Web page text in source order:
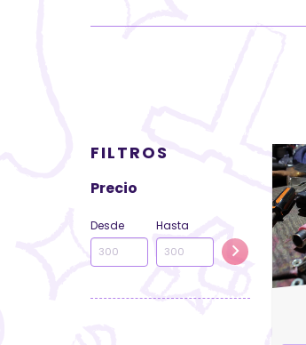
FILTROS
Precio
Desde Hasta